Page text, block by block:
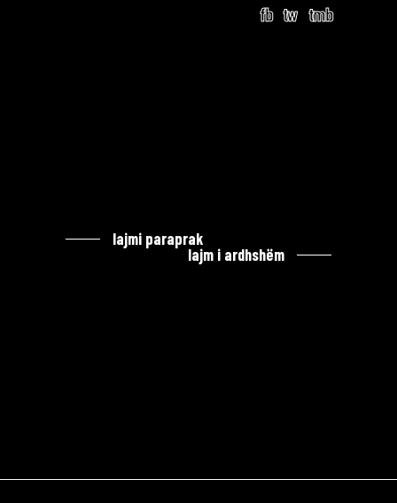
fb tw tmb
lajmi paraprak
lajm i ardhshëm